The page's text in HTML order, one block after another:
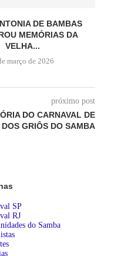
DE BAMBAS
MEMÓRIAS DA
VELHA...
março de 2026
próximo post
DO CARNAVAL DE
GRIÔS DO SAMBA
SP
RJ
do Samba